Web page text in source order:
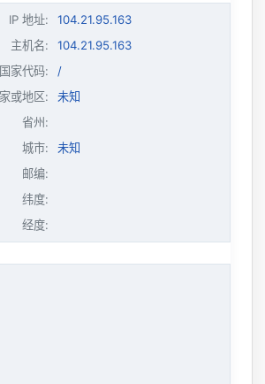
IP 地址:
104.21.95.163
主机名:
104.21.95.163
国家代码:
/
或地区:
未知
省州:
城市:
未知
邮编:
纬度:
经度: